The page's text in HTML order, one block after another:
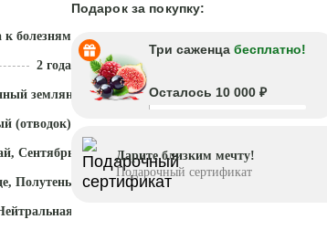
к болезням
2 года
земляной ком
(отводок)
Сентябрь - Ноябрь
Полутень
(5,5 - 7)
Подарок за покупку:
Три саженца бесплатно!
Осталось 10 000 ₽
Дарите близким мечту!
Подарочный сертификат